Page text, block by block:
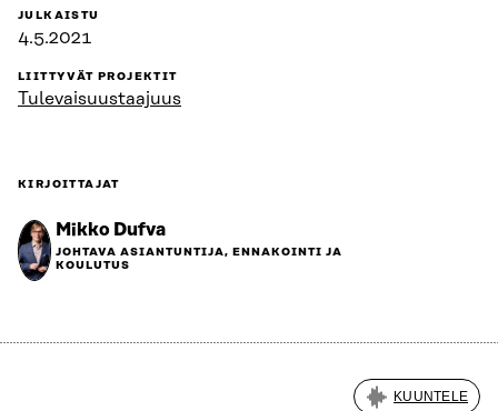
JULKAISTU
4.5.2021
LIITTYVÄT PROJEKTIT
Tulevaisuustaajuus
KIRJOITTAJAT
Mikko Dufva
JOHTAVA ASIANTUNTIJA, ENNAKOINTI JA
KOULUTUS
KUUNTELE